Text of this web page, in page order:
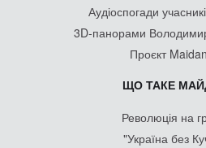
Аудіоспогади
3D-панорами
Проєкт
ЩО ТАКЕ
Революція на
"Україна без